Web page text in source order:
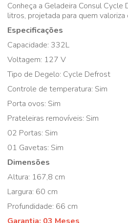
Conheça a Geladeira Consul
litros, projetada para quem
Especificações
Capacidade: 332L
Voltagem: 127 V
Tipo de Degelo: Cycle Defrost
Controle de temperatura: Sim
Porta ovos: Sim
Prateleiras removíveis: Sim
02 Portas: Sim
01 Gavetas: Sim
Dimensões
Altura: 167,8 cm
Largura: 60 cm
Profundidade: 66 cm